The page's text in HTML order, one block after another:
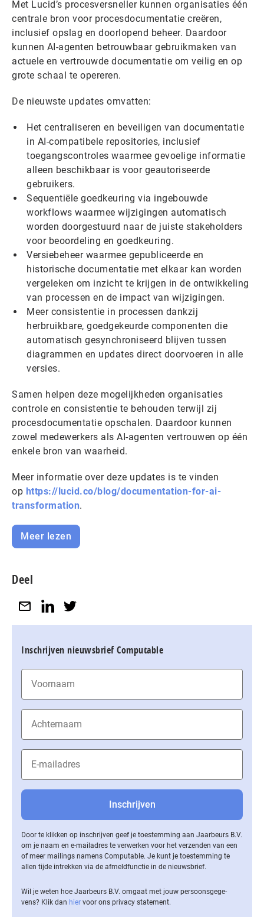
Met Lucid’s procesversneller kunnen organisaties één
centrale bron voor procesdocumentatie creëren,
inclusief opslag en doorlopend beheer. Daardoor
kunnen AI-agenten betrouwbaar gebruikmaken van
actuele en vertrouwde documentatie om veilig en op
grote schaal te opereren.
De nieuwste updates omvatten:
Het centraliseren en beveiligen van documentatie
in AI-compatibele repositories, inclusief
toegangscontroles waarmee gevoelige informatie
alleen beschikbaar is voor geautoriseerde
gebruikers.
Sequentiële goedkeuring via ingebouwde
workflows waarmee wijzigingen automatisch
worden doorgestuurd naar de juiste stakeholders
voor beoordeling en goedkeuring.
Versiebeheer waarmee gepubliceerde en
historische documentatie met elkaar kan worden
vergeleken om inzicht te krijgen in de ontwikkeling
van processen en de impact van wijzigingen.
Meer consistentie in processen dankzij
herbruikbare, goedgekeurde componenten die
automatisch gesynchroniseerd blijven tussen
diagrammen en updates direct doorvoeren in alle
versies.
Samen helpen deze mogelijkheden organisaties
controle en consistentie te behouden terwijl zij
procesdocumentatie opschalen. Daardoor kunnen
zowel medewerkers als AI-agenten vertrouwen op één
enkele bron van waarheid.
Meer informatie over deze updates is te vinden
op https://lucid.co/blog/documentation-for-ai-
transformation.
Meer lezen
Deel
Inschrijven nieuwsbrief Computable
Door te klikken op inschrijven geef je toestemming aan Jaarbeurs B.V.
om je naam en e-mailadres te verwerken voor het verzenden van een
of meer mailings namens Computable. Je kunt je toestemming te
allen tijde intrekken via de af­meld­func­tie in de nieuwsbrief.
Wil je weten hoe Jaarbeurs B.V. omgaat met jouw per­soons­ge­ge­
vens? Klik dan hier voor ons privacy statement.